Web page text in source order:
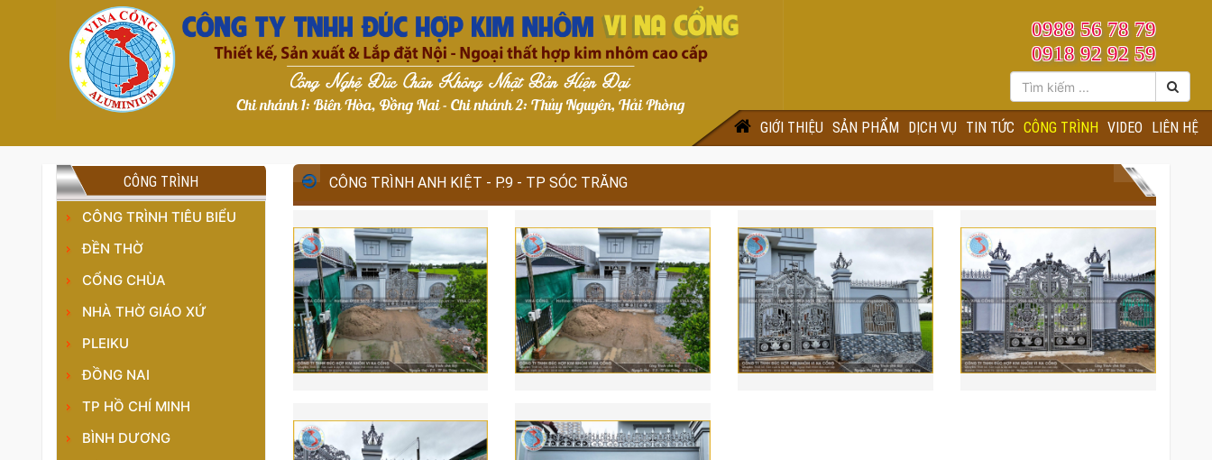
0988 56 78 79
0918 92 92 59
GIỚI THIỆU SẢN PHẨM DỊCH VỤ TIN TỨC CÔNG TRÌNH VIDEO LIÊN HỆ
CÔNG TRÌNH ANH KIỆT - P.9 - TP SÓC TRĂNG
CÔNG TRÌNH
CÔNG TRÌNH TIÊU BIỂU
ĐỀN THỜ
CỔNG CHÙA
NHÀ THỜ GIÁO XỨ
PLEIKU
ĐỒNG NAI
TP HỒ CHÍ MINH
BÌNH DƯƠNG